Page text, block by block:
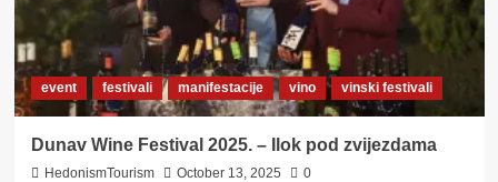
event festivali manifestacije vino vinski festivali
Dunav Wine Festival 2025. – Ilok pod zvijezdama
HedonismTourism October 13, 2025 0